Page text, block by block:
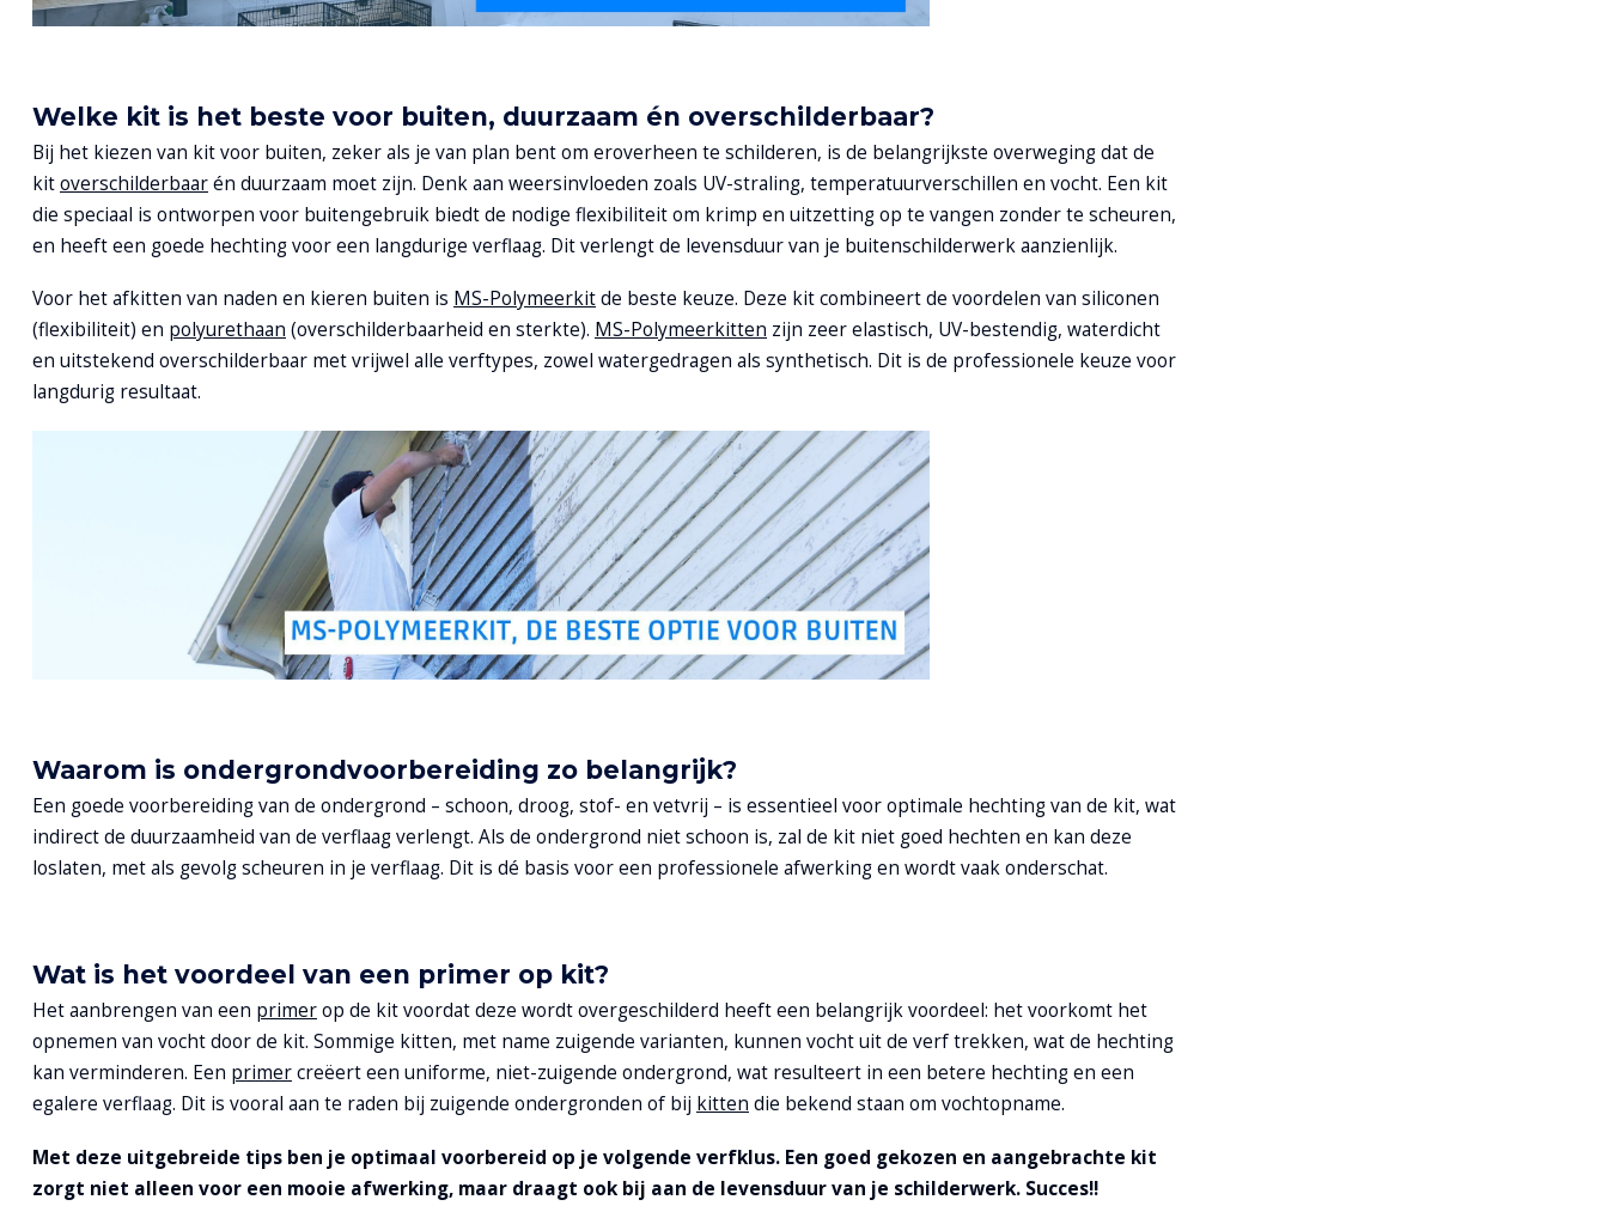
Welke kit is het beste voor buiten, duurzaam én overschilderbaar?
Bij het kiezen van kit voor buiten, zeker als je van plan bent om eroverheen te schilderen, is de belangrijkste overweging dat de
kitoverschilderbaarén duurzaam moet zijn. Denk aan weersinvloeden zoals UV-straling, temperatuurverschillen en vocht. Een kit
die speciaal is ontworpen voor buitengebruik biedt de nodige flexibiliteit om krimp en uitzetting op te vangen zonder te scheuren,
en heeft een goede hechting voor een langdurige verflaag. Dit verlengt de levensduur van je buitenschilderwerk aanzienlijk.
Voor het afkitten van naden en kieren buiten is MS-Polymeerkitde beste keuze. Deze kit combineert de voordelen van siliconen
(flexibiliteit) en polyurethaan (overschilderbaarheid en sterkte). MS-Polymeerkitten zijn zeer elastisch, UV-bestendig, waterdicht
en uitstekend overschilderbaar met vrijwel alle verftypes, zowel watergedragen als synthetisch. Dit is de professionele keuze voor
langdurig resultaat.
Waarom is ondergrondvoorbereiding zo belangrijk?
Een goede voorbereiding van de ondergrond – schoon, droog, stof- en vetvrij – is essentieel voor optimale hechting van de kit, wat
indirect de duurzaamheid van de verflaag verlengt. Als de ondergrond niet schoon is, zal de kit niet goed hechten en kan deze
loslaten, met als gevolg scheuren in je verflaag. Dit is dé basis voor een professionele afwerking en wordt vaak onderschat.
Wat is het voordeel van een primer op kit?
Het aanbrengen van een primerop de kit voordat deze wordt overgeschilderd heeft een belangrijk voordeel: het voorkomt het
opnemen van vocht door de kit. Sommige kitten, met name zuigende varianten, kunnen vocht uit de verf trekken, wat de hechting
kan verminderen. Een primercreëert een uniforme, niet-zuigende ondergrond, wat resulteert in een betere hechting en een
egalere verflaag. Dit is vooral aan te raden bij zuigende ondergronden of bij kitten die bekend staan om vochtopname.
Met deze uitgebreide tips ben je optimaal voorbereid op je volgende verfklus. Een goed gekozen en aangebrachte kit
zorgt niet alleen voor een mooie afwerking, maar draagt ook bij aan de levensduur van je schilderwerk. Succes!!